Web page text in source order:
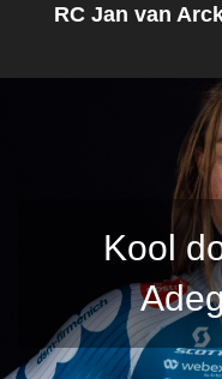
RC Jan van
Kool